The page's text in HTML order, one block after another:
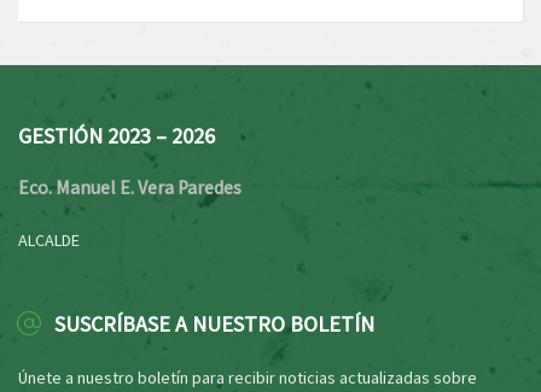
GESTIÓN 2023 – 2026
Eco. Manuel E. Vera Paredes
ALCALDE
SUSCRÍBASE A NUESTRO BOLETÍN
Únete a nuestro boletín para recibir noticias actualizadas sobre